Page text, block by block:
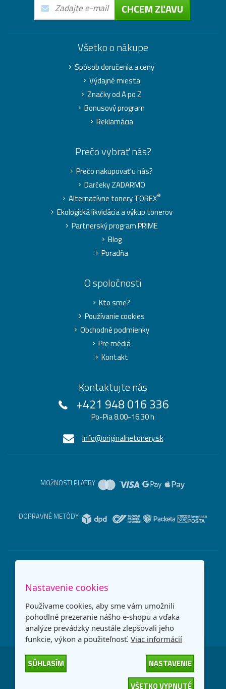
CHCEM ZĽAVU
Všetko o nákupe
Spôsob doručenia a ceny
Výdajné miesta
Značky od A po Z
Bonusový program
Reklamácia
Prečo vybrať nás?
Prečo nakupovať u nás?
Darčeky ZADARMO
Alternatívne tonery TOREX®
Ekologická likvidácia a výkup tonerov
Partnerský program PRIME
Blog
Poradňa
O spoločnosti
Kto sme?
Používanie cookies
Obchodné podmienky
Pre médiá
Kontakt
Kontaktujte nás
+421 948 016 336
Po-Pia 8.00-16.30 h
info@originalnetonery.sk
MOŽNOSTI PLATBY
DOPRAVNÉ METÓDY
Slovensko
Nastavenie cookies
Používame cookies, aby sme vám umožnili
pohodlné prezeranie nášho e-shopu a vďaka
analýze prevádzky neustále zlepšovali jeho
funkcie, výkon a použiteľnosť. Viac informácií
SÚHLASÍM
NASTAVENIE
VŠETKO VYPNUTÉ